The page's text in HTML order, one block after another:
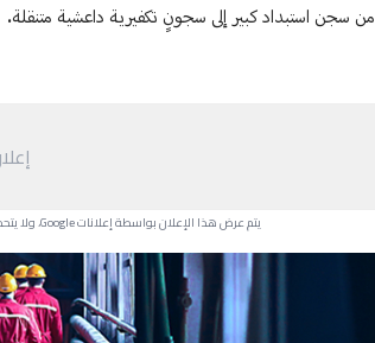
سجن استبداد كبير إلى سجونٍ تكفيرية داعشية متنقلة.
يتم عرض هذا الإعلان بواسطة إعلانات Google، ولا يتحكم موقعنا في الإعلانات التي تظهر لكل مستخدم.